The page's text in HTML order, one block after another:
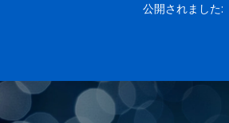
公開されました: